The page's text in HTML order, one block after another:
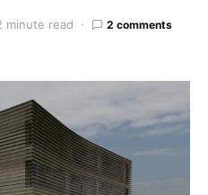
minute read 2 comments